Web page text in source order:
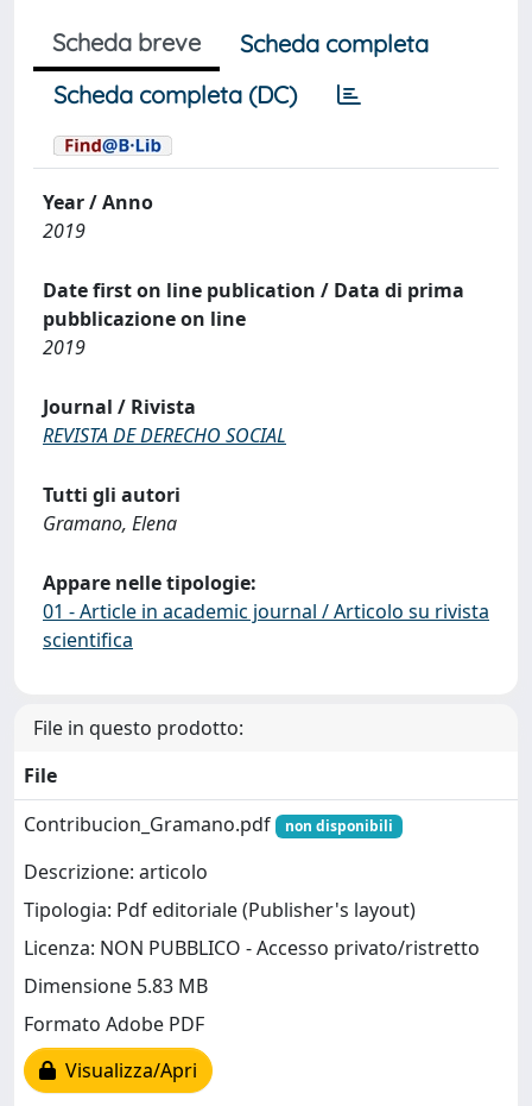
Scheda breve
Scheda completa
Scheda completa (DC)
Year / Anno
2019
Date first on line publication / Data di prima
pubblicazione on line
2019
Journal / Rivista
REVISTA DE DERECHO SOCIAL
Tutti gli autori
Gramano, Elena
Appare nelle tipologie:
01 - Article in academic journal / Articolo su rivista
scientifica
File in questo prodotto:
File
Contribucion_Gramano.pdf
non disponibili
Descrizione: articolo
Tipologia: Pdf editoriale (Publisher's layout)
Licenza: NON PUBBLICO - Accesso privato/ristretto
Dimensione 5.83 MB
Formato Adobe PDF
Visualizza/Apri